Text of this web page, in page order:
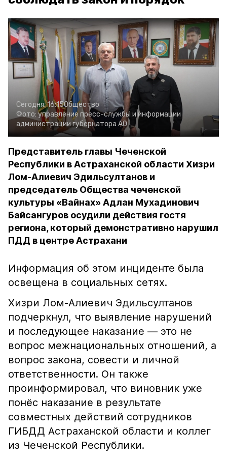
Сегодня, 16:15Общество
Фото: управление пресс-службы и информации
администрации губернатора АО
Представитель главы Чеченской
Республики в Астраханской области Хизри
Лом-Алиевич Эдильсултанов и
председатель Общества чеченской
культуры «Вайнах» Адлан Мухадинович
Байсангуров осудили действия гостя
региона, который демонстративно нарушил
ПДД в центре Астрахани
Информация об этом инциденте была
освещена в социальных сетях.
Хизри Лом-Алиевич Эдильсултанов
подчеркнул, что выявление нарушений
и последующее наказание — это не
вопрос межнациональных отношений, а
вопрос закона, совести и личной
ответственности. Он также
проинформировал, что виновник уже
понёс наказание в результате
совместных действий сотрудников
ГИБДД Астраханской области и коллег
из Чеченской Республики.